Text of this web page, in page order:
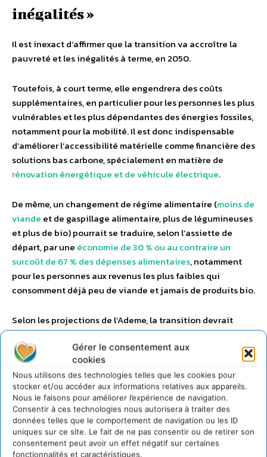
Gérer le consentement aux
cookies
Nous utilisons des technologies telles que les cookies pour
stocker et/ou accéder aux informations relatives aux appareils.
Nous le faisons pour améliorer l’expérience de navigation.
Consentir à ces technologies nous autorisera à traiter des
données telles que le comportement de navigation ou les ID
uniques sur ce site. Le fait de ne pas consentir ou de retirer son
consentement peut avoir un effet négatif sur certaines
fonctionnalités et caractéristiques.
inégalités »
Il est inexact d’affirmer que la transition va accroître la
pauvreté et les inégalités à terme, en 2050.
Toutefois, à court terme, elle engendrera des coûts
supplémentaires, en particulier pour les personnes les plus
vulnérables et les plus dépendantes des énergies fossiles,
notamment pour la mobilité. Il est donc indispensable
d’améliorer l’accessibilité matérielle comme financière des
solutions bas carbone, spécialement en matière de
rénovation énergétique et de véhicule électrique.
De même, un changement de régime alimentaire (moins de
viande et de gaspillage alimentaire, plus de légumineuses
et plus de bio) pourrait se traduire, selon l’assiette de
départ, par une économie de 30 % ou au contraire un
surcoût de 67 % des dépenses alimentaires, notamment
pour les personnes aux revenus les plus faibles qui
consomment déjà peu de viande et jamais de produits bio.
Selon les projections de l’Ademe, la transition devrait
néanmoins avoir, à l’horizon 2050, des effets positifs sur
les revenus à l’échelle macroéconomique. Grâce à la
diminution de la facture énergétique et à la création
d’emplois, le revenu disponible des ménages pourrait
augmenter entre 3,8 et 7 % par rapport à un scénario
tendanciel (en l’absence de mesure supplémentaire en
faveur de la transition).
En revanche, il est indéniable qu’une contribution